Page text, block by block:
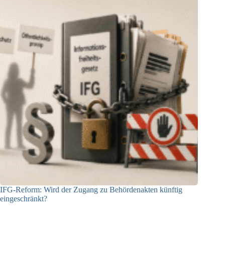
IFG-Reform: Wird der Zugang zu Behördenakten künftig
eingeschränkt?